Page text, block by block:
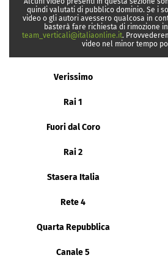
quindi valutati di pubblico dominio. Se i
video o gli autori avessero qualcosa in
basterà fare richiesta di rimozione
team_verticali@italiaonline.it.
video nel minor tempo
Verissimo
Rai 1
Fuori dal Coro
Rai 2
Stasera Italia
Rete 4
Quarta Repubblica
Canale 5